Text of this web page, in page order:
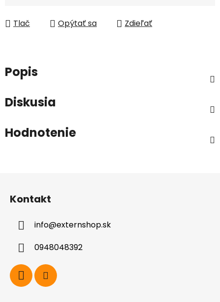
Tlač Opýtať sa Zdieľať
Popis
Diskusia
Hodnotenie
Kontakt
info@externshop.sk
0948048392